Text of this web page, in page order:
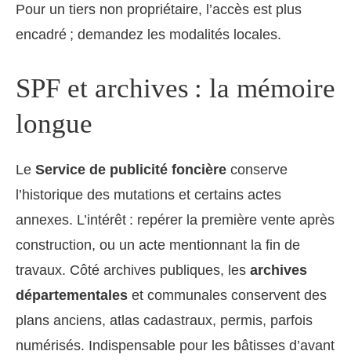
Pour un tiers non propriétaire, l’accès est plus
encadré ; demandez les modalités locales.
SPF et archives : la mémoire
longue
Le Service de publicité foncière conserve
l’historique des mutations et certains actes
annexes. L’intérêt : repérer la première vente après
construction, ou un acte mentionnant la fin de
travaux. Côté archives publiques, les archives
départementales et communales conservent des
plans anciens, atlas cadastraux, permis, parfois
numérisés. Indispensable pour les bâtisses d’avant